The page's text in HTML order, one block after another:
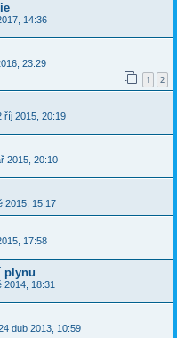
14:36
23:29
1 2
říj 2015, 20:19
2015, 20:10
2015, 15:17
17:58
plynu
2014, 18:31
dub 2013, 10:59